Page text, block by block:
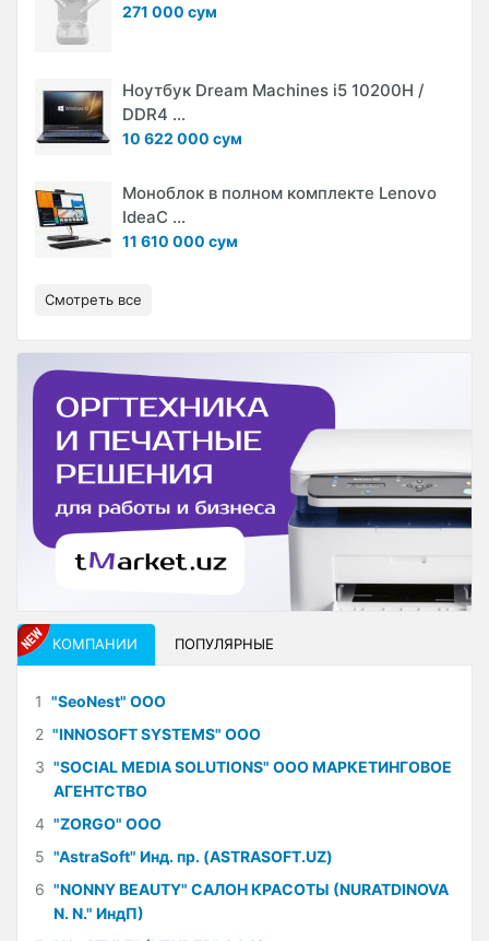
271 000 сум
Ноутбук Dream Machines i5 10200H /
DDR4 ...
10 622 000 сум
Моноблок в полном комплекте Lenovo
IdeaC ...
11 610 000 сум
Смотреть все
КОМПАНИИ ПОПУЛЯРНЫЕ
1 "SeoNest" ООО
2 "INNOSOFT SYSTEMS" ООО
3 "SOCIAL MEDIA SOLUTIONS" ООО МАРКЕТИНГОВОЕ
АГЕНТСТВО
4 "ZORGO" ООО
5 "AstraSoft" Инд. пр. (ASTRASOFT.UZ)
6 "NONNY BEAUTY" САЛОН КРАСОТЫ (NURATDINOVA
N. N." ИндП)